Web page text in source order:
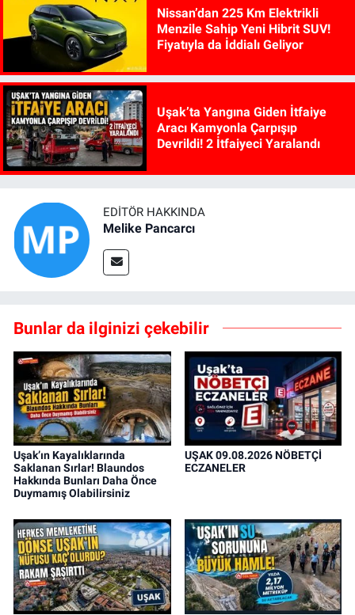
Nissan’dan 225 Km Elektrikli
Menzile Sahip Yeni Hibrit SUV!
Fiyatıyla da İddialı Geliyor
Uşak’ta Yangına Giden İtfaiye
Aracı Kamyonla Çarpışıp
Devrildi! 2 İtfaiyeci Yaralandı
EDITÖR HAKKINDA
Melike Pancarcı
Bunlar da ilginizi çekebilir
Uşak’ın Kayalıklarında
Saklanan Sırlar! Blaundos
Hakkında Bunları Daha Önce
Duymamış Olabilirsiniz
UŞAK 09.08.2026 NÖBETÇİ
ECZANELER